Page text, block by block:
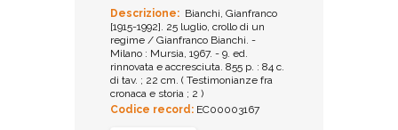
Descrizione: Bianchi, Gianfranco
[1915-1992]. 25 luglio, crollo di un
regime / Gianfranco Bianchi. -
Milano : Mursia, 1967. - 9. ed.
rinnovata e accresciuta. 855 p. : 84 c.
di tav. ; 22 cm. ( Testimonianze fra
cronaca e storia ; 2 )
Codice record: EC00003167